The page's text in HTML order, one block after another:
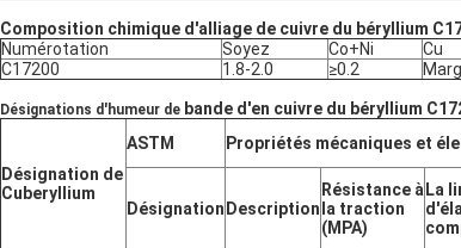
Composition chimique d'alliage de cuivre du béryllium
Numérotation
Soyez Co+Ni Cu
C17200
1.8-2.0 ≥0.2
Désignations d'humeur de bande d'en cuivre du béryllium
Désignation de
Cuberyllium
ASTM Propriétés mécaniques et
Désignation Description
Résistance à
la traction
(MPA)
La